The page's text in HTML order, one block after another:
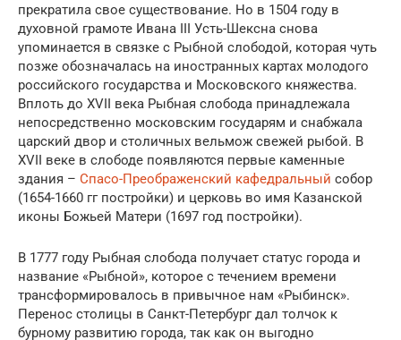
прекратила свое существование. Но в 1504 году в
духовной грамоте Ивана III Усть-Шексна снова
упоминается в связке с Рыбной слободой, которая чуть
позже обозначалась на иностранных картах молодого
российского государства и Московского княжества.
Вплоть до XVII века Рыбная слобода принадлежала
непосредственно московским государям и снабжала
царский двор и столичных вельмож свежей рыбой. В
XVII веке в слободе появляются первые каменные
здания – Спасо-Преображенский кафедральный собор
(1654-1660 гг постройки) и церковь во имя Казанской
иконы Божьей Матери (1697 год постройки).
В 1777 году Рыбная слобода получает статус города и
название «Рыбной», которое с течением времени
трансформировалось в привычное нам «Рыбинск».
Перенос столицы в Санкт-Петербург дал толчок к
бурному развитию города, так как он выгодно